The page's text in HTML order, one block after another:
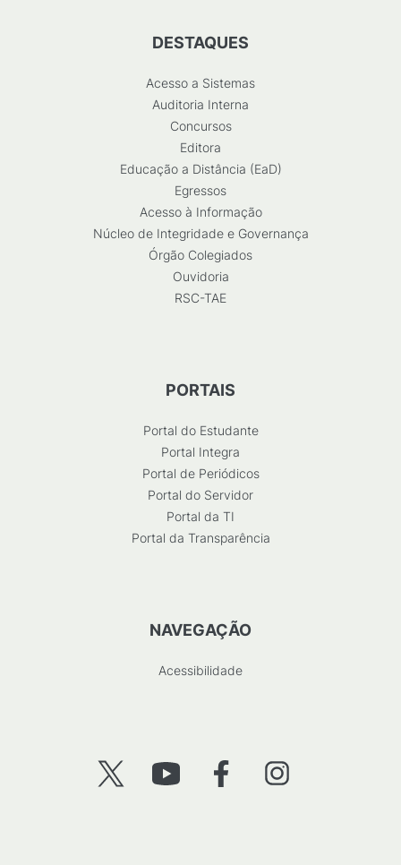
DESTAQUES
Acesso a Sistemas
Auditoria Interna
Concursos
Editora
Educação a Distância (EaD)
Egressos
Acesso à Informação
Núcleo de Integridade e Governança
Órgão Colegiados
Ouvidoria
RSC-TAE
PORTAIS
Portal do Estudante
Portal Integra
Portal de Periódicos
Portal do Servidor
Portal da TI
Portal da Transparência
NAVEGAÇÃO
Acessibilidade